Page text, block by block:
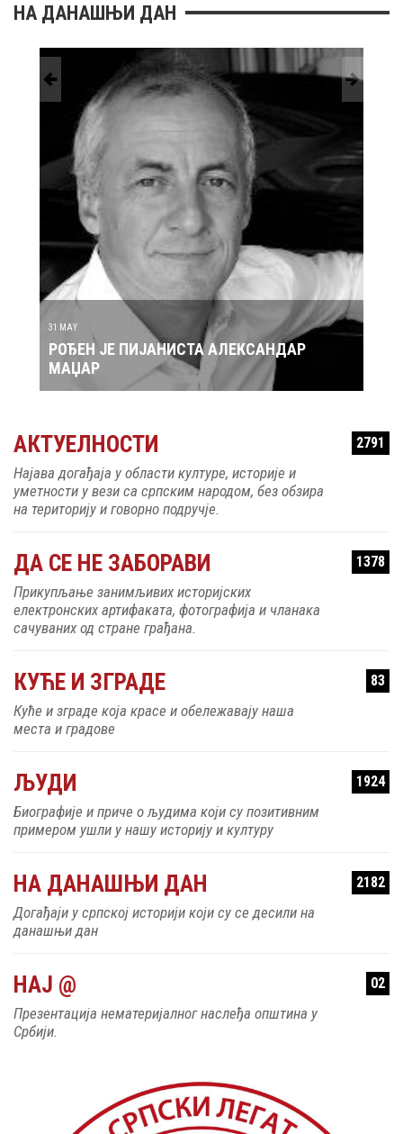
НА ДАНАШЊИ ДАН
РОЂЕН ЈЕ ПЕВАЧ ЗДРАВКО ЧОЛИЋ
АКТУЕЛНОСТИ 2791
Најава догађаја у области културе, историје и
уметности у вези са српским народом, без обзира
на територију и говорно подручје.
ДА СЕ НЕ ЗАБОРАВИ 1378
Прикупљање занимљивих историјских
електронских артифаката, фотографија и чланака
сачуваних од стране грађана.
КУЋЕ И ЗГРАДЕ 83
Куће и зграде која красе и обележавају наша
места и градове
ЉУДИ 1924
Биографије и приче о људима који су позитивним
примером ушли у нашу историју и културу
НА ДАНАШЊИ ДАН 2182
Догађаји у српској историји који су се десили на
данашњи дан
НАЈ @ 02
Презентација нематеријалног наслеђа општина у
Србији.